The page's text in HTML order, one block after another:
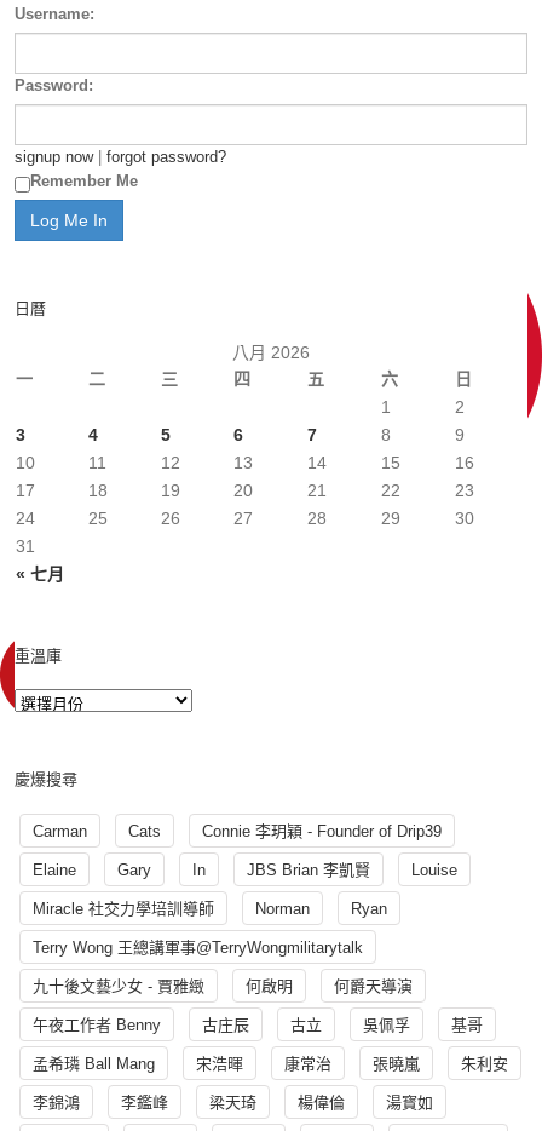
Username:
Password:
signup now| forgot password?
Remember Me
日曆
八月 2026
一
二 三 四 五 六 日
« 七月
1
2
3
4 5 6 7 8
9
10
11 12 13 14 15
16
17
18 19 20 21 22
23
24
25 26 27 28 29
30
31
重溫庫
慶爆搜尋
Carman Cats Connie 李玥穎 - Founder of Drip39
Elaine Gary In JBS Brian 李凱賢 Louise
Miracle 社交力學培訓導師 Norman Ryan
Terry Wong 王總講軍事@TerryWongmilitarytalk
九十後文藝少女 - 賈雅緻 何啟明 何爵天導演
午夜工作者 Benny 古庄辰 古立 吳佩孚 基哥
孟希璘 Ball Mang 宋浩暉 康常治 張曉嵐 朱利安
李錦鴻 李鑑峰 梁天琦 楊偉倫 湯寳如